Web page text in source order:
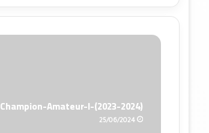
Champion-Amateur-I-(2023-2024)
25/06/2024